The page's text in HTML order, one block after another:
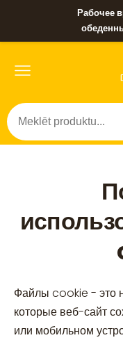
Рабочее
Файлы cookie - это
которые веб-сайт
или мобильном